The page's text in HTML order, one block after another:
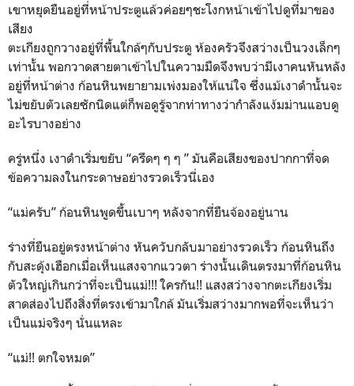
เขาหยุดยืนอยู่ที่หน้าประตูแล้วค่อยๆชะโงกหน้าเข้าไปดูที่มาของ
เสียง
ตะเกียงถูกวางอยู่ที่พื้นใกล้ๆกับประตู ห้องครัวจึงสว่างเป็นวงเล็กๆ
เท่านั้น พอกวาดสายตาเข้าไปในความมืดจึงพบว่ามีเงาคนหันหลัง
อยู่ที่หน้าต่าง ก้อนหินพยายามเพ่งมองให้แน่ใจ ซึ่งแม้เงาดำนั้นจะ
ไม่ขยับตัวเลยซักนิดแต่ก็พอดูรู้จากท่าทางว่ากำลังแง้มม่านแอบดู
อะไรบางอย่าง
ครู่หนึ่ง เงาดำเริ่มขยับ “ครึดๆ ๆ ๆ ” มันคือเสียงของปากกาที่จด
ข้อความลงในกระดาษอย่างรวดเร็วนี่เอง
“แม่ครับ” ก้อนหินพูดขึ้นเบาๆ หลังจากที่ยืนจ้องอยู่นาน
ร่างที่ยืนอยู่ตรงหน้าต่าง หันควับกลับมาอย่างรวดเร็ว ก้อนหินถึง
กับสะดุ้งเฮือกเมื่อเห็นแสงจากแววตา ร่างนั้นเดินตรงมาที่ก้อนหิน
ตัวใหญ่เกินกว่าที่จะเป็นแม่!!! ใครกัน!! แสงสว่างจากตะเกียงเริ่ม
สาดส่องไปถึงสิ่งที่ตรงเข้ามาใกล้ มันเริ่มสว่างมากพอที่จะเห็นว่า
เป็นแม่จริงๆ นั่นแหละ
“แม่!! ตกใจหมด”